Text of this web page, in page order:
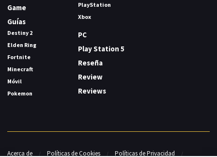
Game
Guías
Destiny 2
Elden Ring
Fortnite
Minecraft
Móvil
Pokemon
PlayStation
Xbox
PC
Play Station 5
Reseña
Review
Reviews
Acerca de Políticas de Cookies Políticas de Privacidad